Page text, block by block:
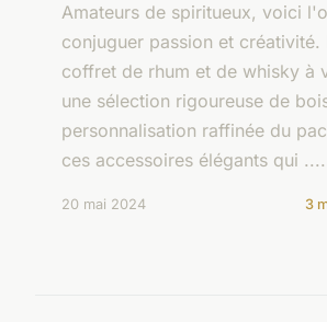
Amateurs de spiritueux, voici
conjuguer passion et créativité.
coffret de rhum et de whisky à
une sélection rigoureuse de
personnalisation raffinée du
ces accessoires élégants qui
20 mai 2024 3